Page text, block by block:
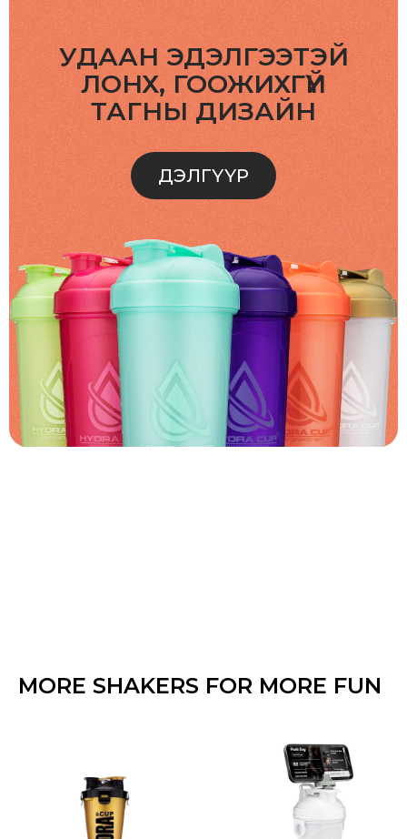
УДААН ЭДЭЛГЭЭТЭЙ
ЛОНХ, ГООЖИХГҮЙ
ТАГНЫ ДИЗАЙН
ДЭЛГҮҮР
MORE SHAKERS FOR MORE FUN